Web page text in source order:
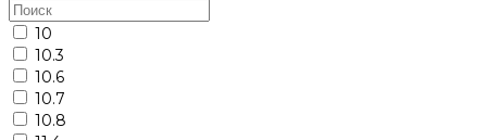
10
10.3
10.6
10.7
10.8